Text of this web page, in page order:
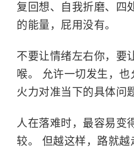
复回想、自我折磨、四
的能量，屁用没有。
不要让情绪左右你，要
喉。 允许一切发生，
火力对准当下的具体问
人在落难时，最容易变
较。 但越这样，路就